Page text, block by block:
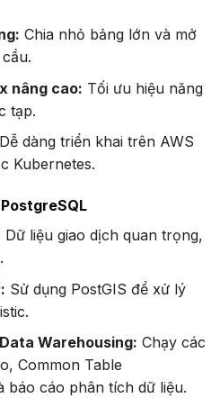
Chia nhỏ bảng lớn và mở
nâng cao: Tối ưu hiệu năng
tạp.
Dễ dàng triển khai trên AWS
Kubernetes.
Dữ liệu giao dịch quan trọng,
Sử dụng PostGIS để xử lý
Warehousing: Chạy các
Common Table
báo cáo phân tích dữ liệu.